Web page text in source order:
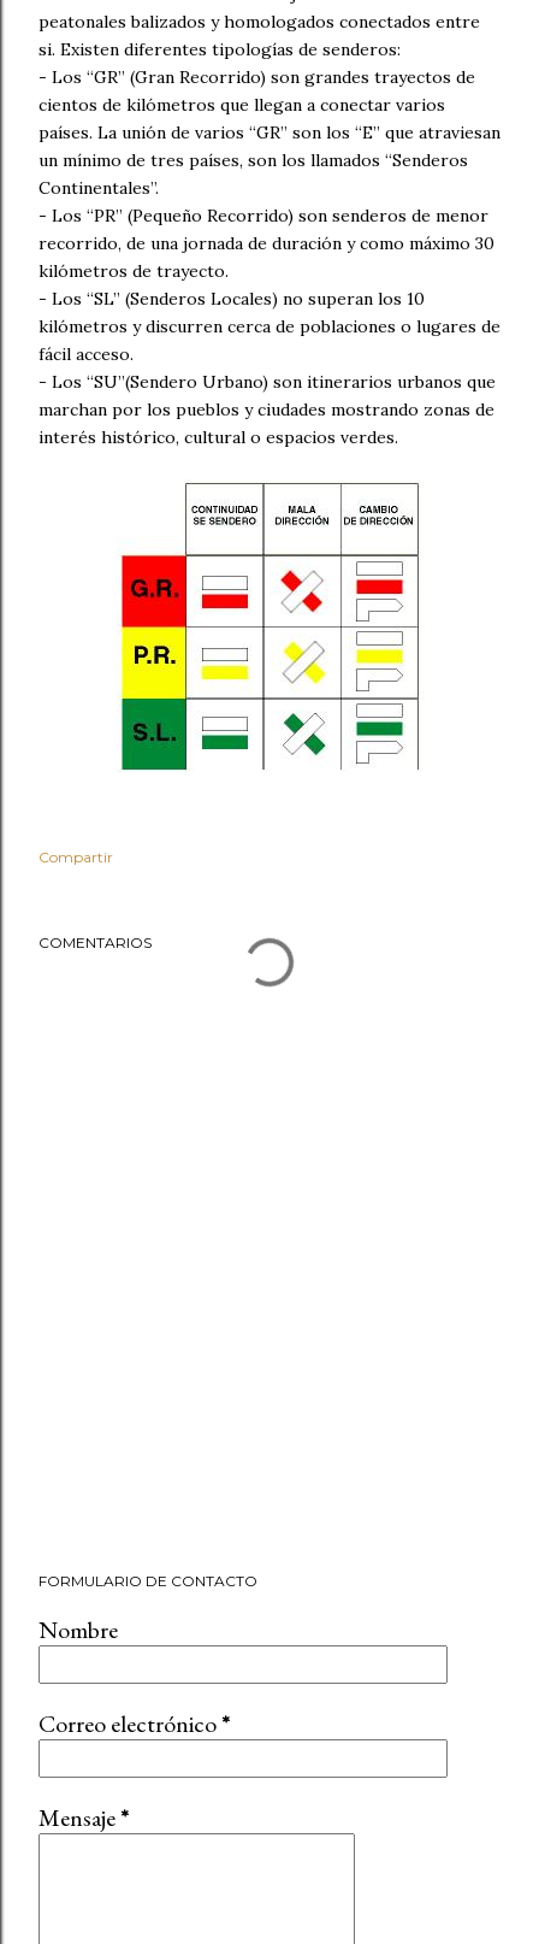
peatonales balizados y homologados conectados entre
si. Existen diferentes tipologías de senderos:
- Los “GR” (Gran Recorrido) son grandes trayectos de
cientos de kilómetros que llegan a conectar varios
países. La unión de varios “GR” son los “E” que atraviesan
un mínimo de tres países, son los llamados “Senderos
Continentales”.
- Los “PR” (Pequeño Recorrido) son senderos de menor
recorrido, de una jornada de duración y como máximo 30
kilómetros de trayecto.
- Los “SL” (Senderos Locales) no superan los 10
kilómetros y discurren cerca de poblaciones o lugares de
fácil acceso.
- Los “SU”(Sendero Urbano) son itinerarios urbanos que
marchan por los pueblos y ciudades mostrando zonas de
interés histórico, cultural o espacios verdes.
Compartir
COMENTARIOS
FORMULARIO DE CONTACTO
Nombre
Correo electrónico*
Mensaje*